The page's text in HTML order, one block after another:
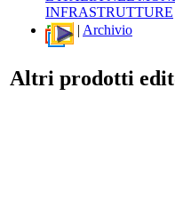
INFRASTRUTTURE
| Archivio
Altri prodotti